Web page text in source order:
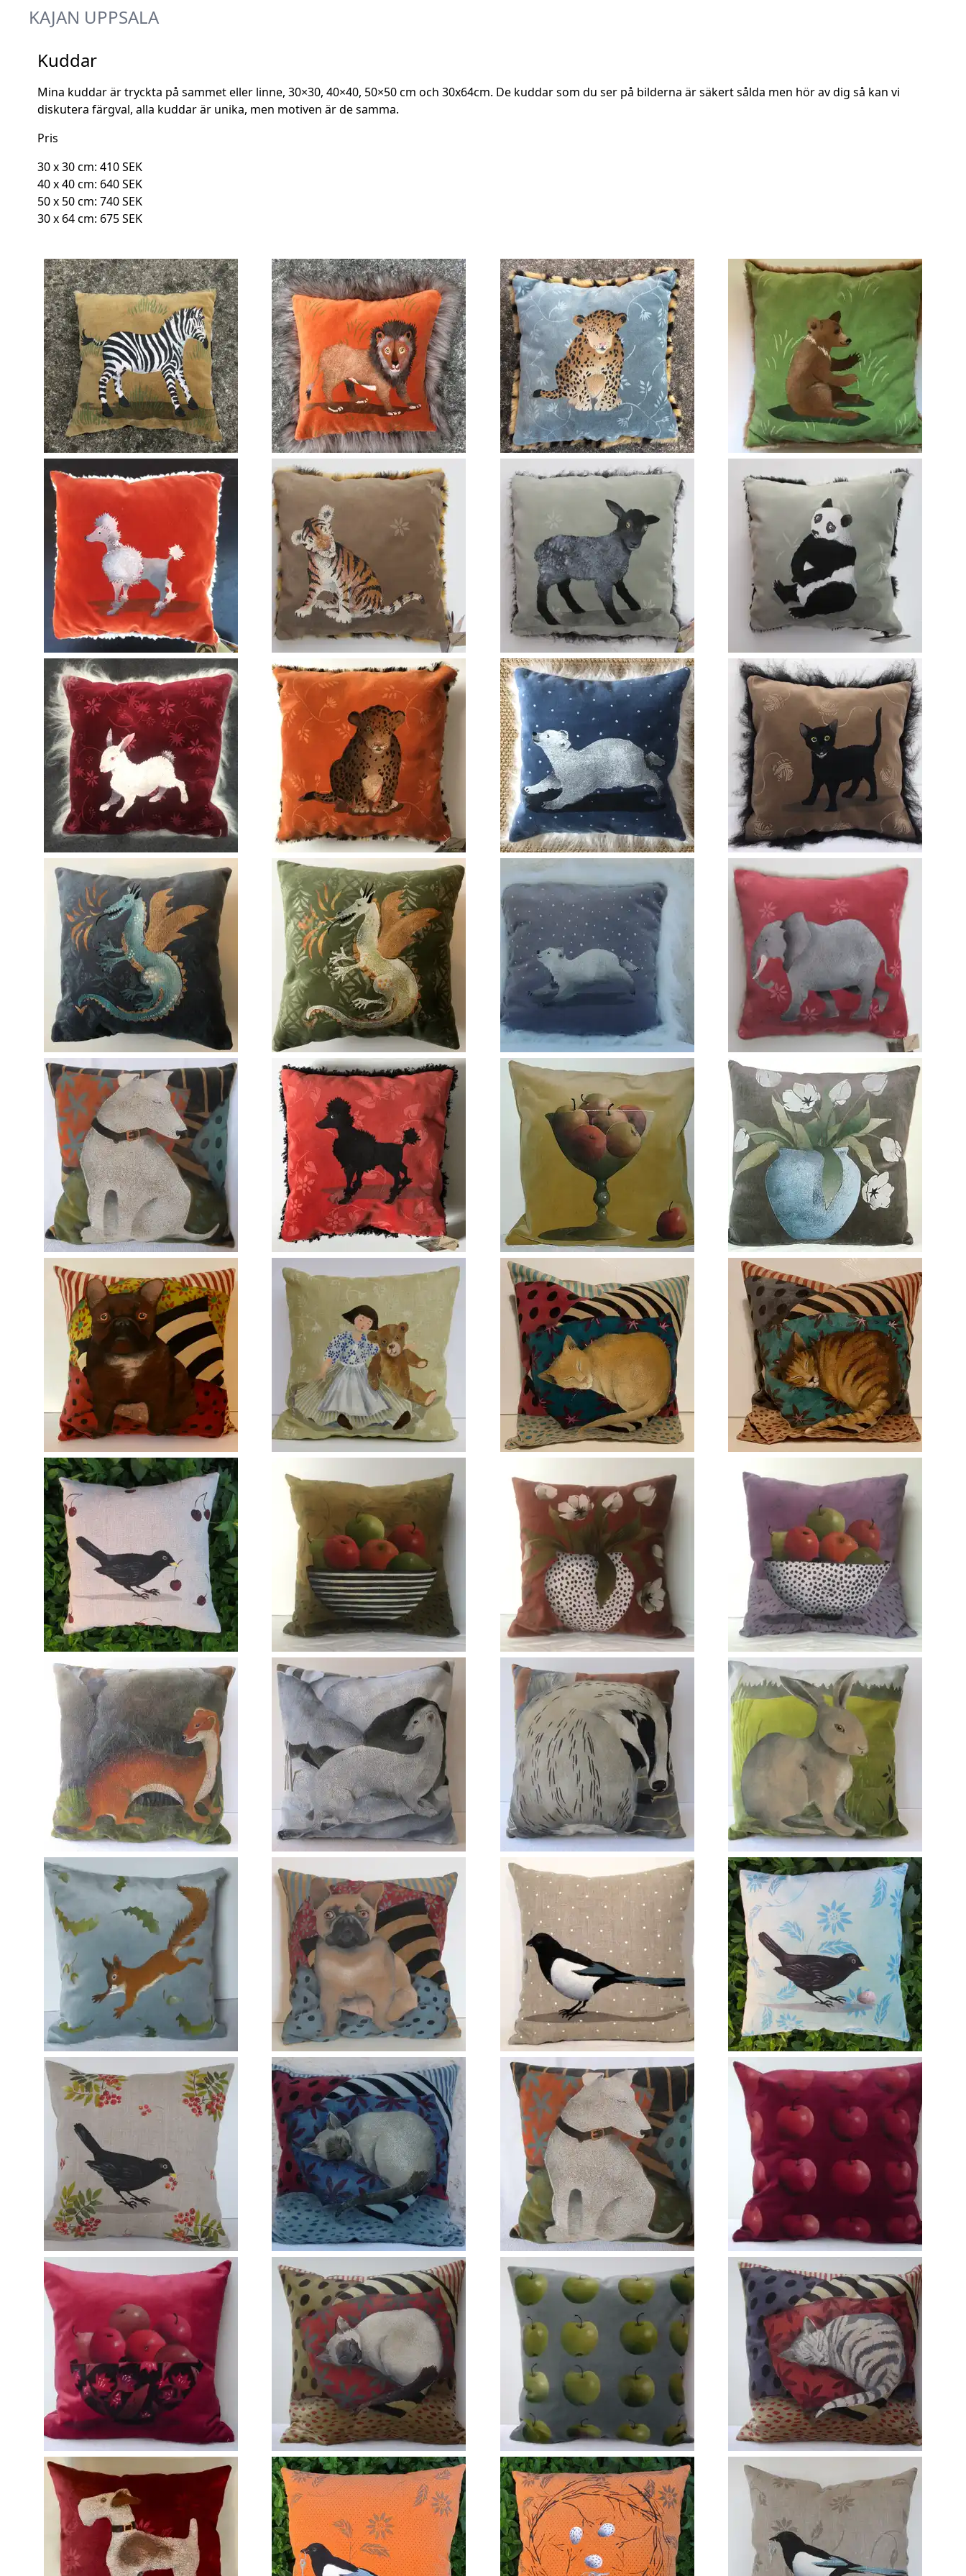
KAJAN UPPSALA
Kuddar
Mina kuddar är tryckta på sammet eller linne, 30×30, 40×40, 50×50 cm och 30x64cm. De kuddar som du ser på bilderna är säkert sålda men hör av dig så kan vi
diskutera färgval, alla kuddar är unika, men motiven är de samma.
Pris
30 x 30 cm: 410 SEK
40 x 40 cm: 640 SEK
50 x 50 cm: 740 SEK
30 x 64 cm: 675 SEK